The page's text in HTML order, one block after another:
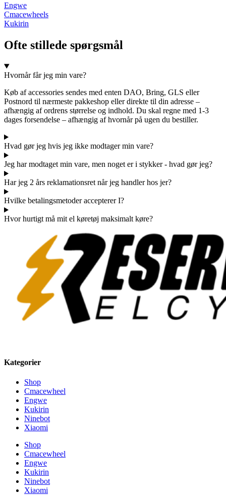
Engwe
Cmacewheels
Kukirin
Ofte stillede spørgsmål
Hvornår får jeg min vare?
Køb af accessories sendes med enten DAO, Bring, GLS eller
Postnord til nærmeste pakkeshop eller direkte til din adresse –
afhængig af ordrens størrelse og indhold. Du skal regne med 1-3
dages forsendelse – afhængig af hvornår på ugen du bestiller.
Hvad gør jeg hvis jeg ikke modtager min vare?
Jeg har modtaget min vare, men noget er i stykker - hvad gør jeg?
Har jeg 2 års reklamationsret når jeg handler hos jer?
Hvilke betalingsmetoder accepterer I?
Hvor hurtigt må mit el køretøj maksimalt køre?
Kategorier
Shop
Cmacewheel
Engwe
Kukirin
Ninebot
Xiaomi
Shop
Cmacewheel
Engwe
Kukirin
Ninebot
Xiaomi